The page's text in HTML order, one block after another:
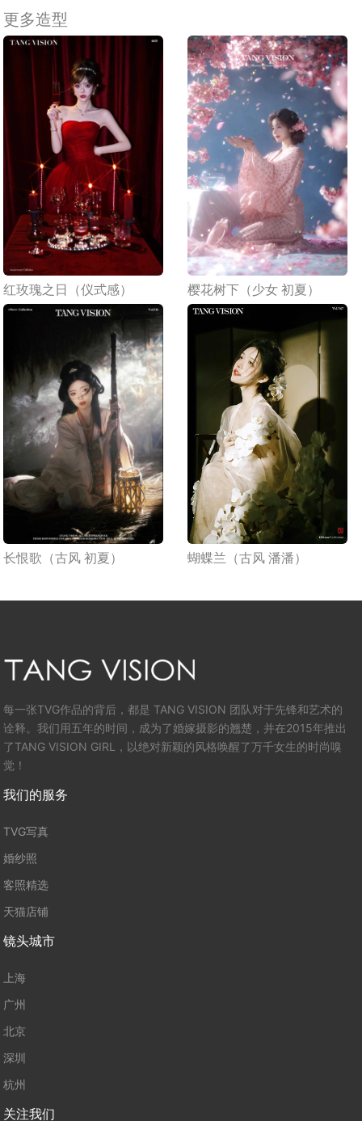
更多造型
红玫瑰之日（仪式感） 樱花树下（少女 初夏）
长恨歌（古风 初夏） 蝴蝶兰（古风 潘潘）
每一张TVG作品的背后，都是 TANG VISION 团队对于先锋和艺术的
诠释。我们用五年的时间，成为了婚嫁摄影的翘楚，并在2015年推出
了TANG VISION GIRL，以绝对新颖的风格唤醒了万千女生的时尚嗅
觉！
我们的服务
TVG写真
婚纱照
客照精选
天猫店铺
镜头城市
上海
广州
北京
深圳
杭州
关注我们